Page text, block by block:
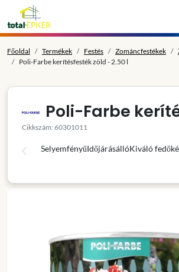
Főoldal Termékek Festés Zománcfestékek
Poli-Farbe kerítésfesték zöld - 2.50 l
Poli-Farbe
Cikkszám: 60301011
SelyemfényűIdőjárásállóKiváló